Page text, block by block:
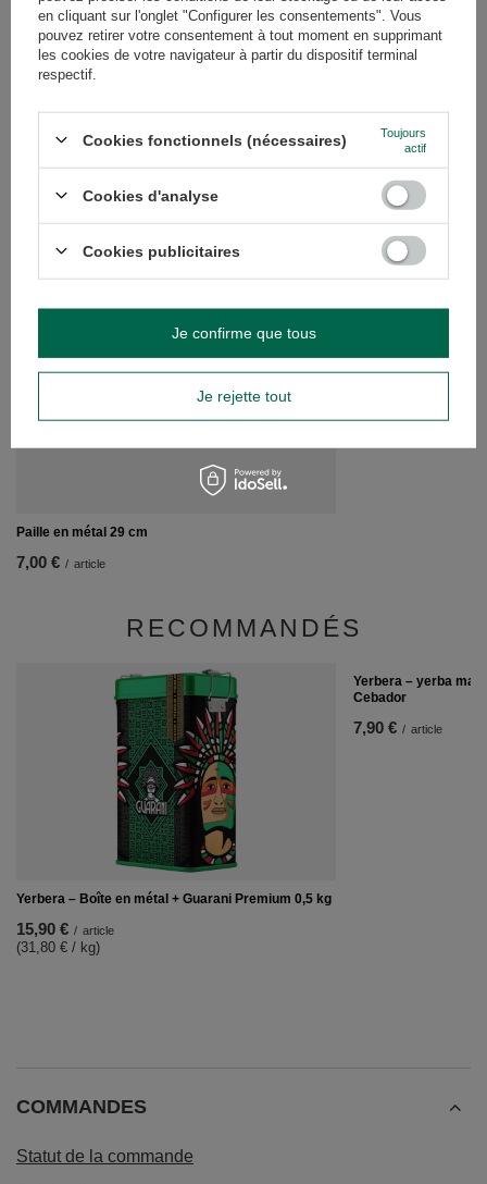
Avez-vous besoin d'aide ? Avez-vous des
questions ?
Posez votre question et nous vous
et les réponses les plus intéressantes
Poser une question
VOIR AUSSI
Paille en métal 29 cm
7,00 € / article
BOURSES
RECOMMANDÉS
Yerbera – Boîte en métal + Guarani Premium 0,5 kg
15,90 € / article
(31,80 € / kg)
Yerbera – yerba
Cebador
7,90 € / article
COMMANDES
Statut de la commande
en cliquant sur l'onglet "Configurer les consentements". Vous
pouvez retirer votre consentement à tout moment en supprimant
les cookies de votre navigateur à partir du dispositif terminal
respectif.
Cookies fonctionnels (nécessaires)
Toujours
actif
Cookies d'analyse
Cookies publicitaires
Je rejette tout
Je confirme que tous